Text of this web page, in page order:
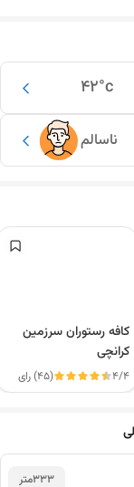
42°c
ناسالم
کافه رستوران سرزمین
کرانچی
4/4 (45) رای
333متر